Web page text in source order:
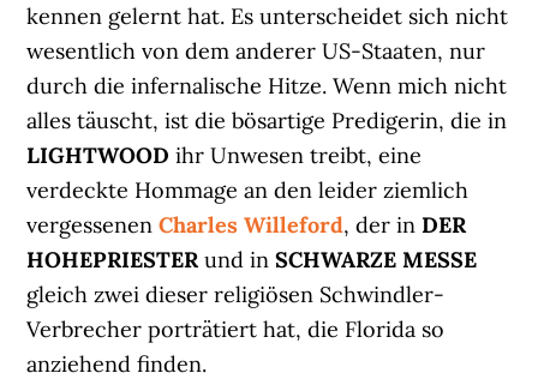
kennen gelernt hat. Es unterscheidet sich nicht
wesentlich von dem anderer US-Staaten, nur
durch die infernalische Hitze. Wenn mich nicht
alles täuscht, ist die bösartige Predigerin, die in
LIGHTWOODihr Unwesen treibt, eine
verdeckte Hommage an den leider ziemlich
vergessenenCharles Willeford, der in DER
HOHEPRIESTERund inSCHWARZE MESSE
gleich zwei dieser religiösen Schwindler-
Verbrecher porträtiert hat, die Florida so
anziehend finden.